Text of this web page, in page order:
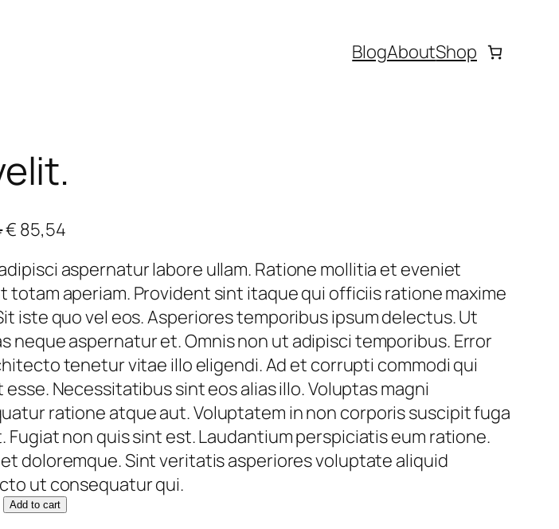
BlogAboutShop
O
i
g
i
n
a
l
p
r
i
c
e
€ 85,54C
r
r
e
n
t
p
r
i
c
e
i
aspernatur labore ullam. Ratione mollitia et eveniet
totam aperiam. Provident sint itaque qui officiis ratione maxime
iste quo vel eos. Asperiores temporibus ipsum delectus. Ut
neque aspernatur et. Omnis non ut adipisci temporibus. Error
tenetur vitae illo eligendi. Ad et corrupti commodi qui
esse. Necessitatibus sint eos alias illo. Voluptas magni
ratione atque aut. Voluptatem in non corporis suscipit fuga
Fugiat non quis sint est. Laudantium perspiciatis eum ratione.
et doloremque. Sint veritatis asperiores voluptate aliquid
ut consequatur qui.
Add to cart